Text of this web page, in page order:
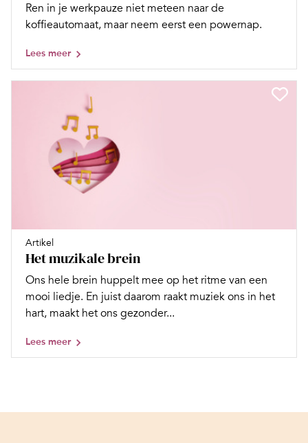
Ren in je werkpauze niet meteen naar de
koffieautomaat, maar neem eerst een powernap.
Lees meer
Artikel
Het muzikale brein
Ons hele brein huppelt mee op het ritme van een
mooi liedje. En juist daarom raakt muziek ons in het
hart, maakt het ons gezonder...
Lees meer